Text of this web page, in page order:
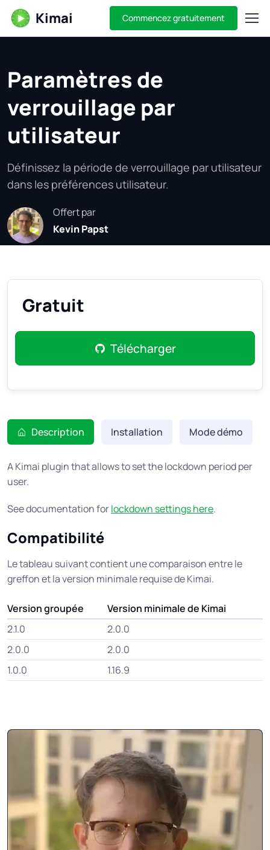
Kimai Commencez gratuitement
Paramètres de
verrouillage par
utilisateur
Définissez la période de verrouillage par utilisateur
dans les préférences utilisateur.
Offert par
Kevin Papst
Gratuit
Télécharger
Description Installation Mode démo
A Kimai plugin that allows to set the lockdown period per
user.
See documentation forlockdown settings here.
Compatibilité
Le tableau suivant contient une comparaison entre le
greffon et la version minimale requise de Kimai.
Version groupée
Version minimale de Kimai
2.1.0
2.0.0
2.0.0
2.0.0
1.0.0
1.16.9